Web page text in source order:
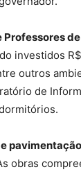
Professores
investidos
outros
de
obras